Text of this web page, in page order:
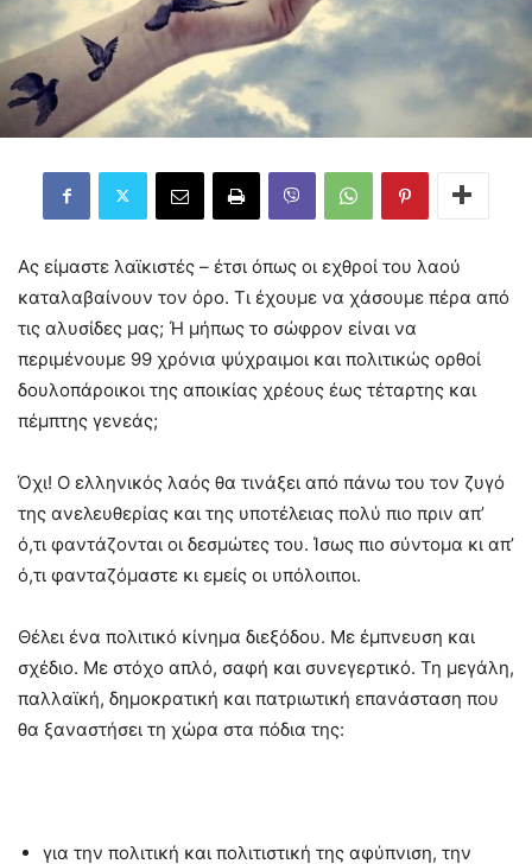
Ας είμαστε λαϊκιστές – έτσι όπως οι εχθροί του λαού
καταλαβαίνουν τον όρο. Τι έχουμε να χάσουμε πέρα από
τις αλυσίδες μας; Ή μήπως το σώφρον είναι να
περιμένουμε 99 χρόνια ψύχραιμοι και πολιτικώς ορθοί
δουλοπάροικοι της αποικίας χρέους έως τέταρτης και
πέμπτης γενεάς;
Όχι! Ο ελληνικός λαός θα τινάξει από πάνω του τον ζυγό
της ανελευθερίας και της υποτέλειας πολύ πιο πριν απ’
ό,τι φαντάζονται οι δεσμώτες του. Ίσως πιο σύντομα κι απ’
ό,τι φανταζόμαστε κι εμείς οι υπόλοιποι.
Θέλει ένα πολιτικό κίνημα διεξόδου. Με έμπνευση και
σχέδιο. Με στόχο απλό, σαφή και συνεγερτικό. Τη μεγάλη,
παλλαϊκή, δημοκρατική και πατριωτική επανάσταση που
θα ξαναστήσει τη χώρα στα πόδια της:
για την πολιτική και πολιτιστική της αφύπνιση, την